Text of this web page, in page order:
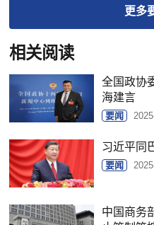
更多
相关阅读
全国政协
海建言
要闻
习近平同
要闻
中国商务